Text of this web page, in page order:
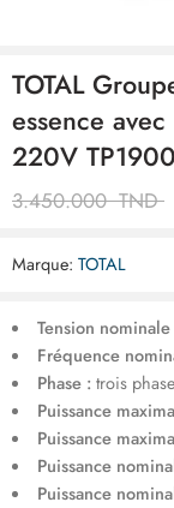
TOTAL
essence
220V
3.450.000TND
Marque: TOTAL
Tension
Fréquence
Phase :trois
Puissance
Puissance
Puissance
Puissance